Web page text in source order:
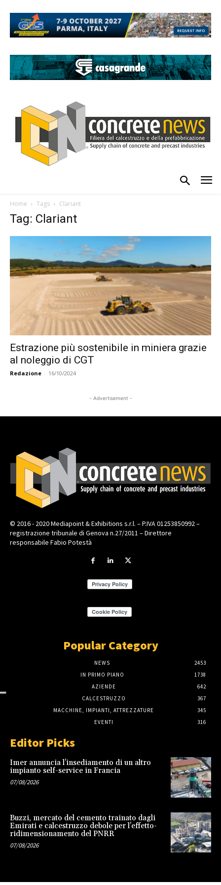
Home Tags Clariant
Tag: Clariant
Estrazione più sostenibile in miniera grazie
al noleggio di CGT
Redazione - 16/10/2024
- Advertisement -
© 2016 - 2020 Mediapoint & Exhibitions s.r.l. – P.IVA 01253850992 –
registrazione tribunale di Genova n.27/2011 – Direttore
responsabile Fabio Potestà
Popular Category
NEWS
2453
IN PRIMO PIANO
1738
AZIENDE
642
CALCESTRUZZO
367
MACCHINE, IMPIANTI, ATTREZZATURE
345
EVENTI
316
Editor Picks
Imer annuncia l’insediamento di un altro
impianto self-service in Francia
07/08/2026
Buzzi, mercato del cemento trainato dagli
Emirati e calcestruzzo debole per l’effetto-
ridimensionamento del PNRR
07/08/2026